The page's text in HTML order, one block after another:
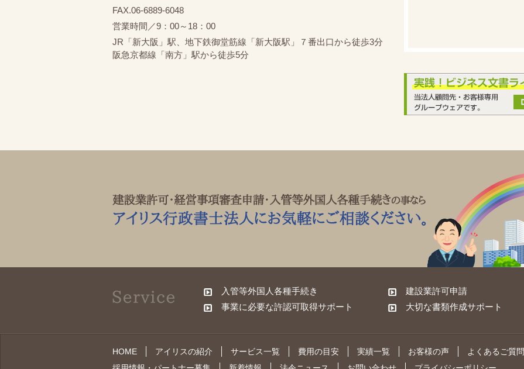
FAX.06-6889-6048
営業時間／9：00～18：00
JR「新大阪」駅、地下鉄御堂筋線「新大阪駅」７番出口から徒歩3分
阪急京都線「南方」駅から徒歩5分
入管等外国人各種手続き
事業に必要な許認可取得サポート
建設業許可申請
大切な書類作成サポート
HOME アイリスの紹介 サービス一覧 費用の目安 実績一覧 お客様の声
よくあるご質問